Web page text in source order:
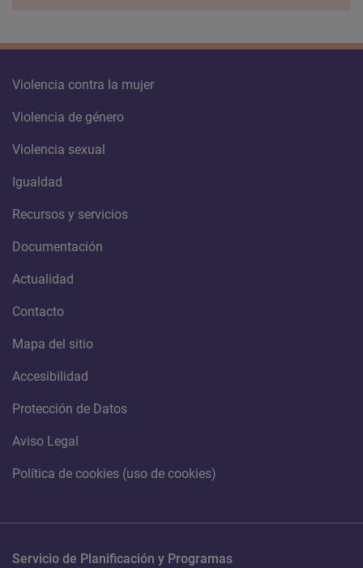
Violencia contra la mujer
Violencia de género
Violencia sexual
Igualdad
Recursos y servicios
Documentación
Actualidad
Contacto
Mapa del sitio
Accesibilidad
Protección de Datos
Aviso Legal
Política de cookies (uso de cookies)
Servicio de Planificación y Programas